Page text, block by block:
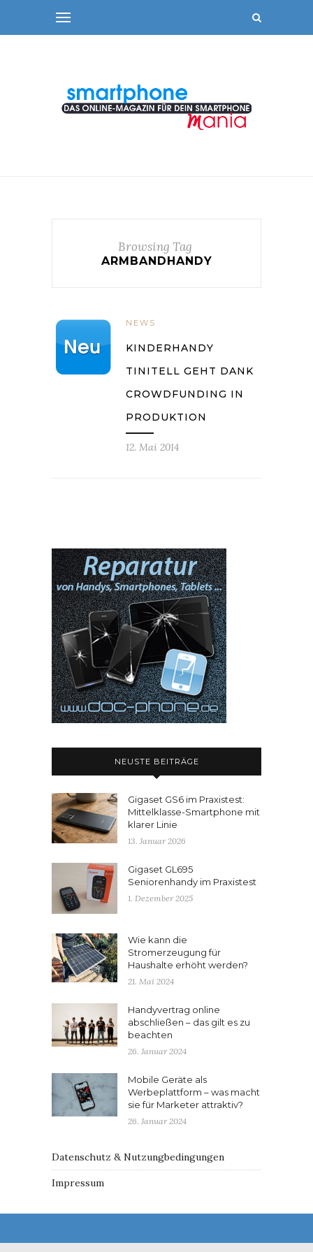
Browsing Tag
ARMBANDHANDY
NEWS
KINDERHANDY
TINITELL GEHT DANK
CROWDFUNDING IN
PRODUKTION
12. Mai 2014
NEUSTE BEITRÄGE
Gigaset GS6 im Praxistest:
Mittelklasse-Smartphone mit
klarer Linie
13. Januar 2026
Gigaset GL695
Seniorenhandy im Praxistest
1. Dezember 2025
Wie kann die
Stromerzeugung für
Haushalte erhöht werden?
21. Mai 2024
Handyvertrag online
abschließen – das gilt es zu
beachten
26. Januar 2024
Mobile Geräte als
Werbeplattform – was macht
sie für Marketer attraktiv?
26. Januar 2024
Datenschutz & Nutzungbedingungen
Impressum